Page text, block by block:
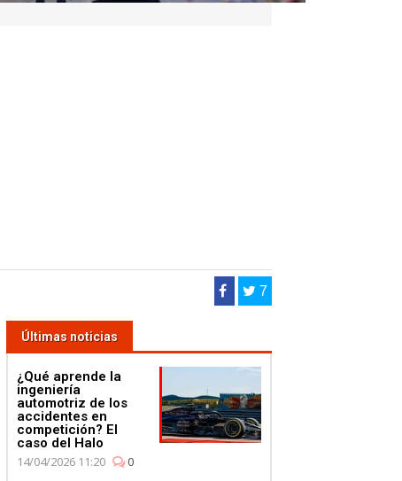
7
Últimas noticias
¿Qué aprende la
ingeniería
automotriz de los
accidentes en
competición? El
caso del Halo
14/04/2026 11:20
0